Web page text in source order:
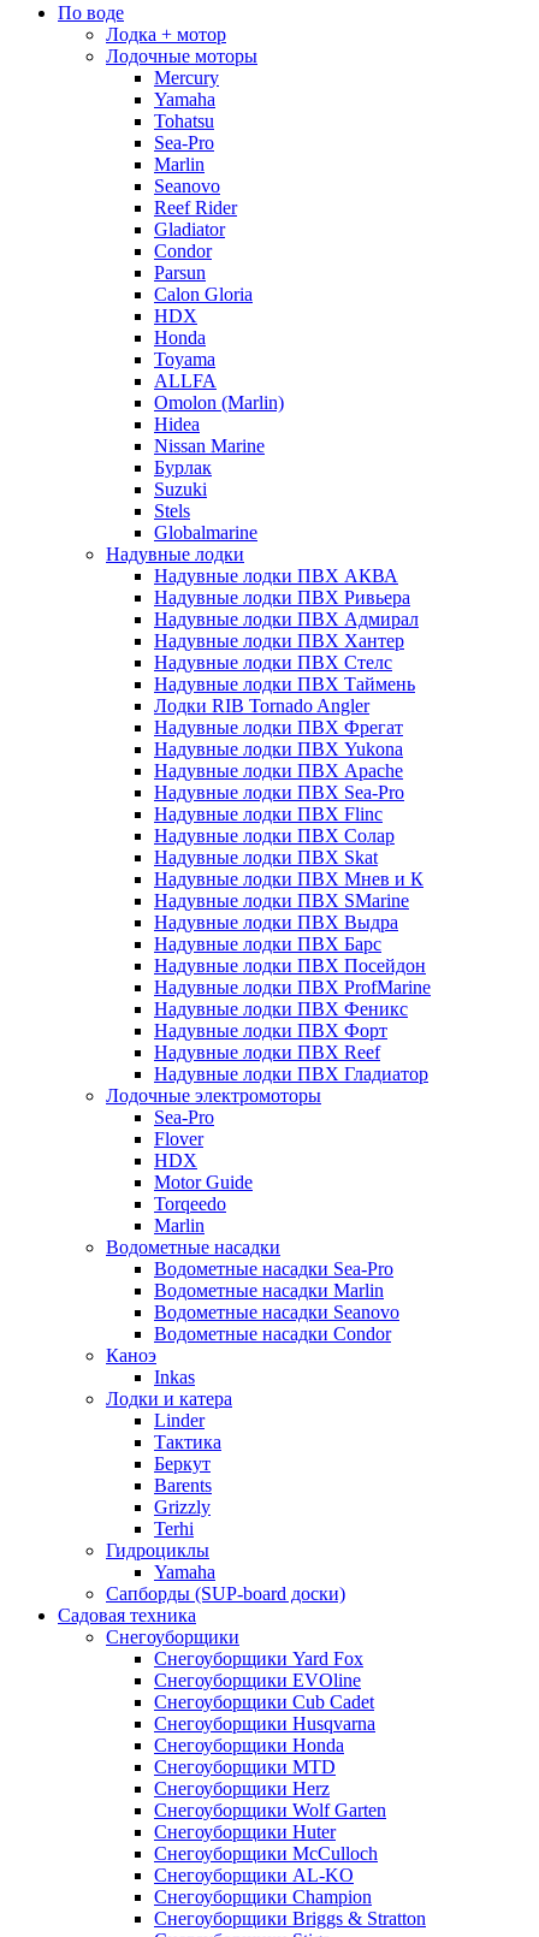
По воде
Лодка + мотор
Лодочные моторы
Mercury
Yamaha
Tohatsu
Sea-Pro
Marlin
Seanovo
Reef Rider
Gladiator
Condor
Parsun
Calon Gloria
HDX
Honda
Toyama
ALLFA
Omolon (Marlin)
Hidea
Nissan Marine
Бурлак
Suzuki
Stels
Globalmarine
Надувные лодки
Надувные лодки ПВХ АКВА
Надувные лодки ПВХ Ривьера
Надувные лодки ПВХ Адмирал
Надувные лодки ПВХ Хантер
Надувные лодки ПВХ Стелс
Надувные лодки ПВХ Таймень
Лодки RIB Tornado Angler
Надувные лодки ПВХ Фрегат
Надувные лодки ПВХ Yukona
Надувные лодки ПВХ Apache
Надувные лодки ПВХ Sea-Pro
Надувные лодки ПВХ Flinc
Надувные лодки ПВХ Солар
Надувные лодки ПВХ Skat
Надувные лодки ПВХ Мнев и К
Надувные лодки ПВХ SMarine
Надувные лодки ПВХ Выдра
Надувные лодки ПВХ Барс
Надувные лодки ПВХ Посейдон
Надувные лодки ПВХ ProfMarine
Надувные лодки ПВХ Феникс
Надувные лодки ПВХ Форт
Надувные лодки ПВХ Reef
Надувные лодки ПВХ Гладиатор
Лодочные электромоторы
Sea-Pro
Flover
HDX
Motor Guide
Torqeedo
Marlin
Водометные насадки
Водометные насадки Sea-Pro
Водометные насадки Marlin
Водометные насадки Seanovo
Водометные насадки Condor
Каноэ
Inkas
Лодки и катера
Linder
Тактика
Беркут
Barents
Grizzly
Terhi
Гидроциклы
Yamaha
Сапборды (SUP-board доски)
Садовая техника
Снегоуборщики
Снегоуборщики Yard Fox
Снегоуборщики EVOline
Снегоуборщики Cub Cadet
Снегоуборщики Husqvarna
Снегоуборщики Honda
Снегоуборщики MTD
Снегоуборщики Herz
Снегоуборщики Wolf Garten
Снегоуборщики Huter
Снегоуборщики McCulloch
Снегоуборщики AL-KO
Снегоуборщики Champion
Снегоуборщики Briggs & Stratton